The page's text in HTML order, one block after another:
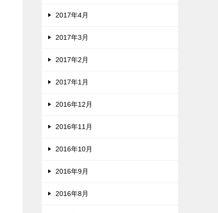
2017年4月
2017年3月
2017年2月
2017年1月
2016年12月
2016年11月
2016年10月
2016年9月
2016年8月